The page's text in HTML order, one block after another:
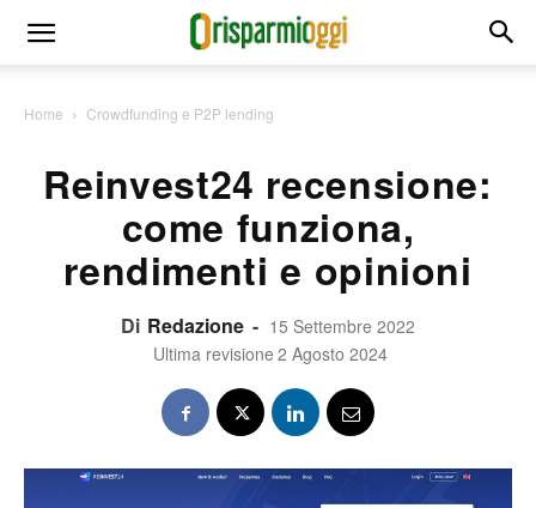
Home Crowdfunding e P2P lending
Reinvest24 recensione:
come funziona,
rendimenti e opinioni
Di Redazione - 15 Settembre 2022
Ultima revisione 2 Agosto 2024